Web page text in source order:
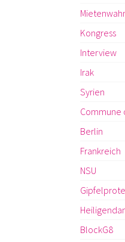
Kongress
Interview
Irak
Syrien
Commune
Berlin
Frankreich
NSU
BlockG8